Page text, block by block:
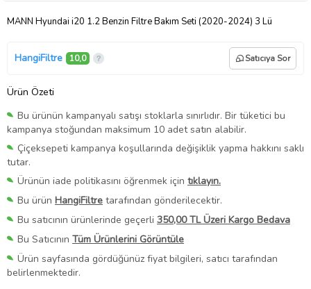
MANN Hyundai i20 1.2 Benzin Filtre Bakım Seti (2020-2024) 3 Lü
HangiFiltre 10,0 Satıcıya Sor
Ürün Özeti
Bu ürünün kampanyalı satışı stoklarla sınırlıdır. Bir tüketici bu
kampanya stoğundan maksimum 10 adet satın alabilir.
Çiçeksepeti kampanya koşullarında değişiklik yapma hakkını saklı
tutar.
Ürünün iade politikasını öğrenmek için tıklayın.
Bu ürün HangiFiltre tarafından gönderilecektir.
Bu satıcının ürünlerinde geçerli 350,00 TL Üzeri Kargo Bedava
Bu Satıcının Tüm Ürünlerini Görüntüle
Ürün sayfasında gördüğünüz fiyat bilgileri, satıcı tarafından
belirlenmektedir.